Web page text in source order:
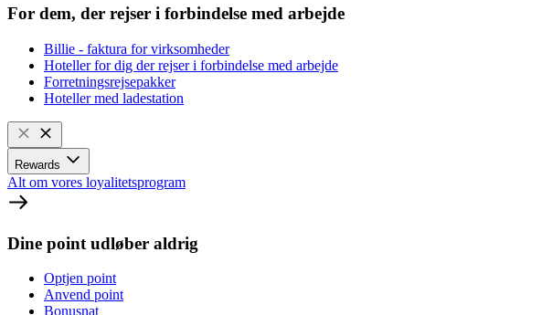
For dem, der rejser i forbindelse med arbejde
Billie - faktura for virksomheder
Hoteller for dig der rejser i forbindelse med arbejde
Forretningsrejsepakker
Hoteller med ladestation
Rewards
Alt om vores loyalitetsprogram
Dine point udløber aldrig
Optjen point
Anvend point
Bonusnat